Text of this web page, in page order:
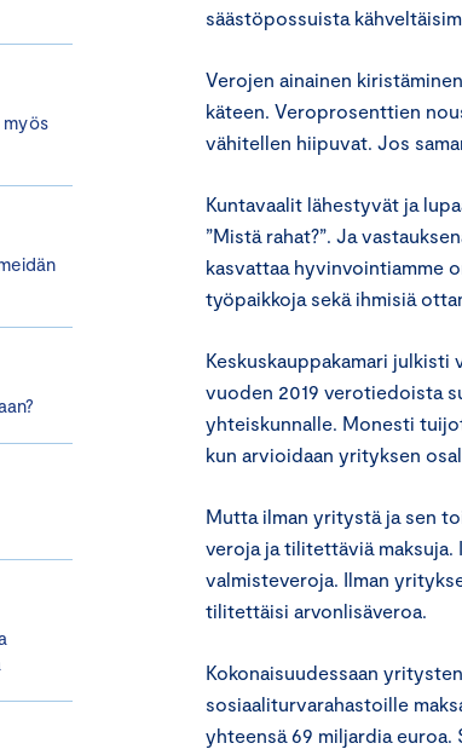
myös
säästöpossuista
Verojen ainainen
käteen. Veroprosenttien
vähitellen hiipuvat. Jos
Kuntavaalit lähestyvät ja
”Mistä rahat?”. Ja
kasvattaa hyvinvointiamme
työpaikkoja sekä ihmisiä
Keskuskauppakamari
vuoden 2019 verotiedoista
yhteiskunnalle. Monesti
kun arvioidaan yrityksen
Mutta ilman yritystä ja sen
veroja ja tilitettäviä
valmisteveroja. Ilman
tilitettäisi arvonlisäveroa.
Kokonaisuudessaan
sosiaaliturvarahastoille
yhteensä 69 miljardia